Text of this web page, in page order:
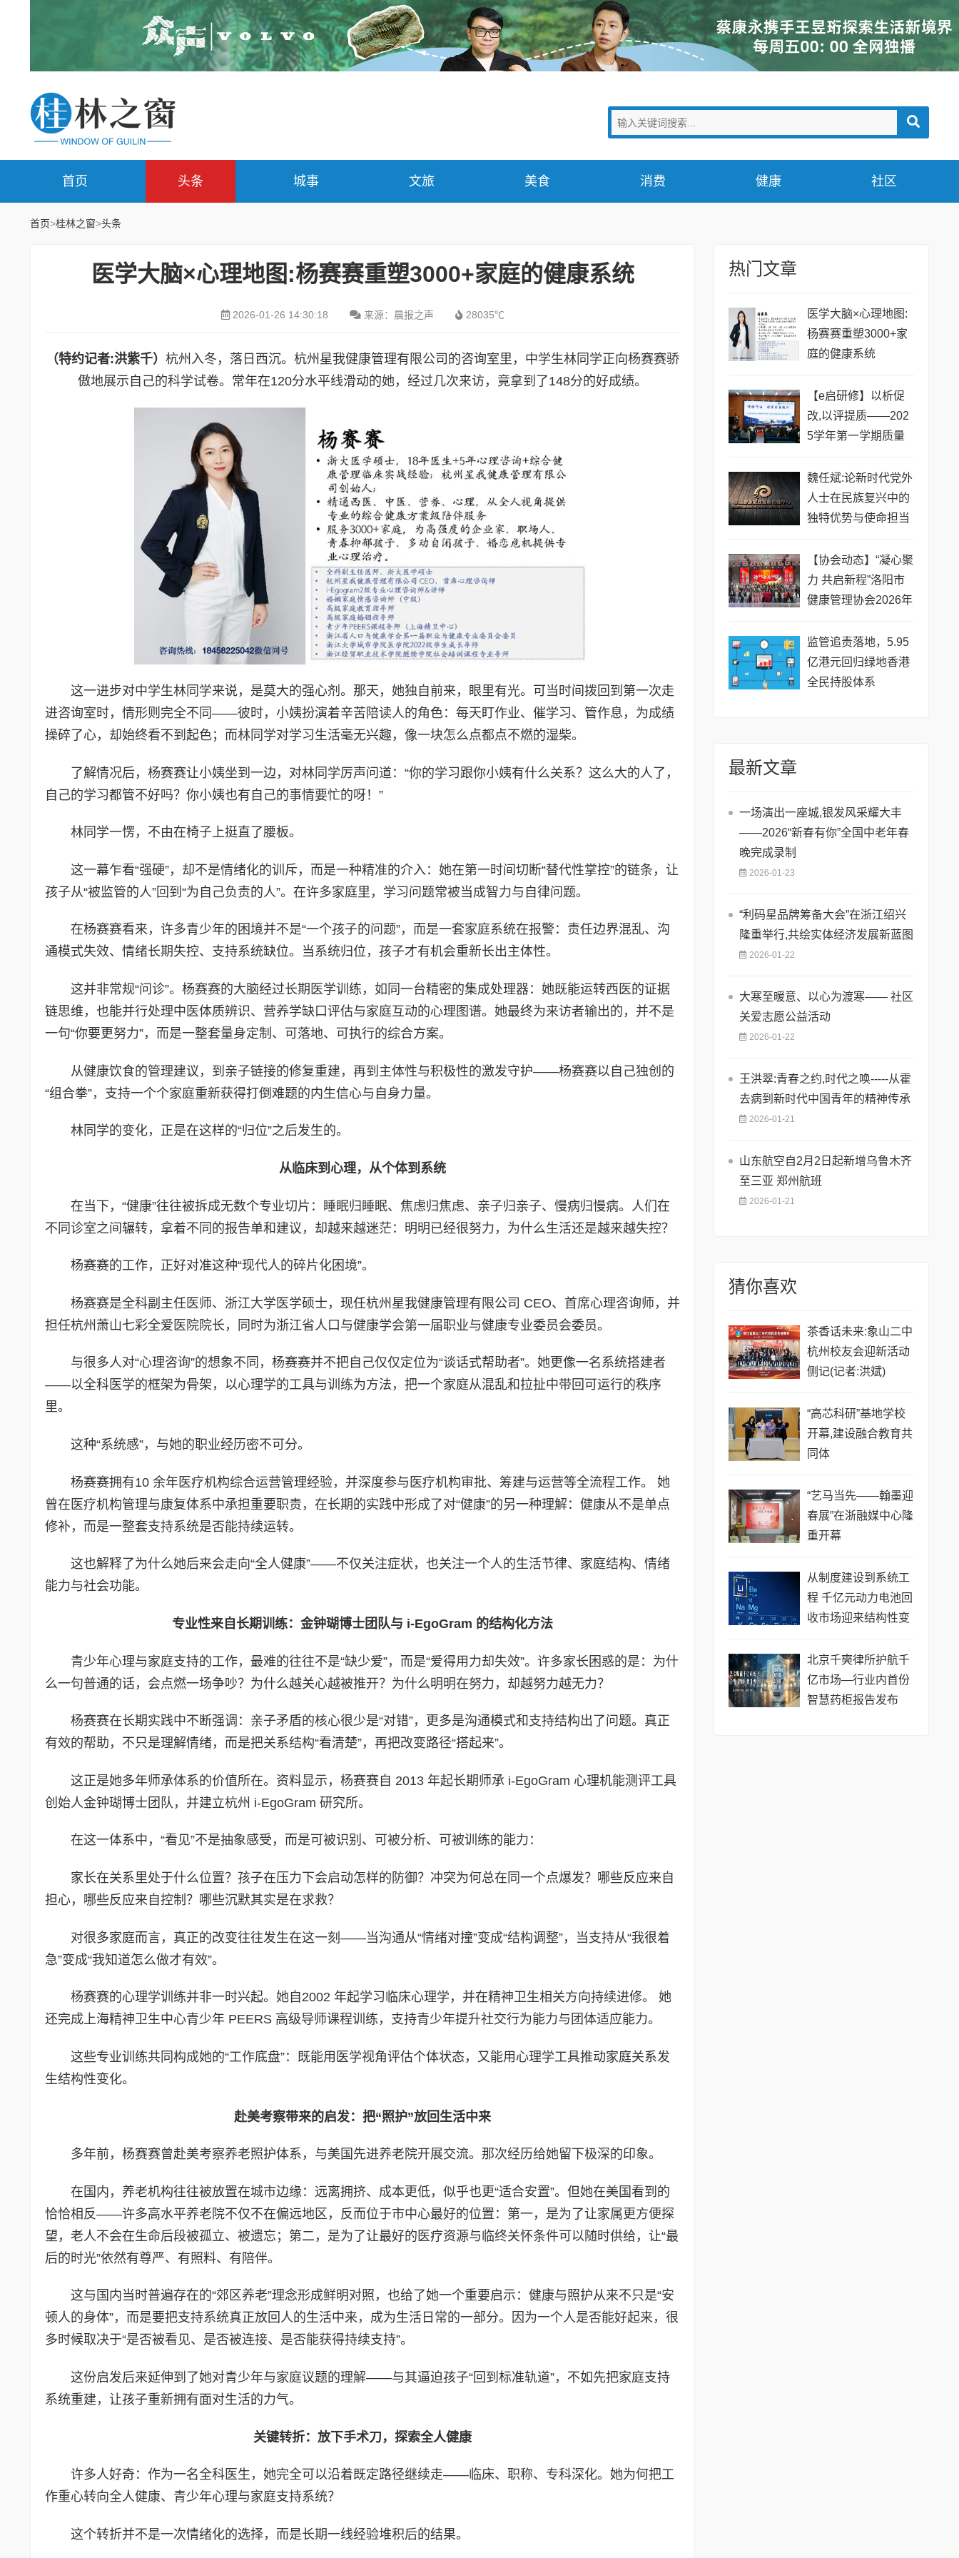
首页 头条 城事 文旅 美食 消费 健康 社区
首页>桂林之窗>头条
医学大脑×心理地图:杨赛赛重塑3000+家庭的健康系统
2026-01-26 14:30:18 来源：晨报之声 28035℃
（特约记者:洪紫千）杭州入冬，落日西沉。杭州星我健康管理有限公司的咨询室里，中学生林同学正向杨赛赛骄
傲地展示自己的科学试卷。常年在120分水平线滑动的她，经过几次来访，竟拿到了148分的好成绩。
这一进步对中学生林同学来说，是莫大的强心剂。那天，她独自前来，眼里有光。可当时间拨回到第一次走
进咨询室时，情形则完全不同——彼时，小姨扮演着辛苦陪读人的角色：每天盯作业、催学习、管作息，为成绩
操碎了心，却始终看不到起色；而林同学对学习生活毫无兴趣，像一块怎么点都点不燃的湿柴。
了解情况后，杨赛赛让小姨坐到一边，对林同学厉声问道：“你的学习跟你小姨有什么关系？这么大的人了，
自己的学习都管不好吗？你小姨也有自己的事情要忙的呀！”
林同学一愣，不由在椅子上挺直了腰板。
这一幕乍看“强硬”，却不是情绪化的训斥，而是一种精准的介入：她在第一时间切断“替代性掌控”的链条，让
孩子从“被监管的人”回到“为自己负责的人”。在许多家庭里，学习问题常被当成智力与自律问题。
在杨赛赛看来，许多青少年的困境并不是“一个孩子的问题”，而是一套家庭系统在报警：责任边界混乱、沟
通模式失效、情绪长期失控、支持系统缺位。当系统归位，孩子才有机会重新长出主体性。
这并非常规“问诊”。杨赛赛的大脑经过长期医学训练，如同一台精密的集成处理器：她既能运转西医的证据
链思维，也能并行处理中医体质辨识、营养学缺口评估与家庭互动的心理图谱。她最终为来访者输出的，并不是
一句“你要更努力”，而是一整套量身定制、可落地、可执行的综合方案。
从健康饮食的管理建议，到亲子链接的修复重建，再到主体性与积极性的激发守护——杨赛赛以自己独创的
“组合拳”，支持一个个家庭重新获得打倒难题的内生信心与自身力量。
林同学的变化，正是在这样的“归位”之后发生的。
从临床到心理，从个体到系统
在当下，“健康”往往被拆成无数个专业切片：睡眠归睡眠、焦虑归焦虑、亲子归亲子、慢病归慢病。人们在
不同诊室之间辗转，拿着不同的报告单和建议，却越来越迷茫：明明已经很努力，为什么生活还是越来越失控？
杨赛赛的工作，正好对准这种“现代人的碎片化困境”。
杨赛赛是全科副主任医师、浙江大学医学硕士，现任杭州星我健康管理有限公司 CEO、首席心理咨询师，并
担任杭州萧山七彩全爱医院院长，同时为浙江省人口与健康学会第一届职业与健康专业委员会委员。
与很多人对“心理咨询”的想象不同，杨赛赛并不把自己仅仅定位为“谈话式帮助者”。她更像一名系统搭建者
——以全科医学的框架为骨架，以心理学的工具与训练为方法，把一个家庭从混乱和拉扯中带回可运行的秩序
里。
这种“系统感”，与她的职业经历密不可分。
杨赛赛拥有10 余年医疗机构综合运营管理经验，并深度参与医疗机构审批、筹建与运营等全流程工作。 她
曾在医疗机构管理与康复体系中承担重要职责，在长期的实践中形成了对“健康”的另一种理解：健康从不是单点
修补，而是一整套支持系统是否能持续运转。
这也解释了为什么她后来会走向“全人健康”——不仅关注症状，也关注一个人的生活节律、家庭结构、情绪
能力与社会功能。
专业性来自长期训练：金钟瑚博士团队与 i-EgoGram 的结构化方法
青少年心理与家庭支持的工作，最难的往往不是“缺少爱”，而是“爱得用力却失效”。许多家长困惑的是：为什
么一句普通的话，会点燃一场争吵？为什么越关心越被推开？为什么明明在努力，却越努力越无力？
杨赛赛在长期实践中不断强调：亲子矛盾的核心很少是“对错”，更多是沟通模式和支持结构出了问题。真正
有效的帮助，不只是理解情绪，而是把关系结构“看清楚”，再把改变路径“搭起来”。
这正是她多年师承体系的价值所在。资料显示，杨赛赛自 2013 年起长期师承 i-EgoGram 心理机能测评工具
创始人金钟瑚博士团队，并建立杭州 i-EgoGram 研究所。
在这一体系中，“看见”不是抽象感受，而是可被识别、可被分析、可被训练的能力：
家长在关系里处于什么位置？孩子在压力下会启动怎样的防御？冲突为何总在同一个点爆发？哪些反应来自
担心，哪些反应来自控制？哪些沉默其实是在求救？
对很多家庭而言，真正的改变往往发生在这一刻——当沟通从“情绪对撞”变成“结构调整”，当支持从“我很着
急”变成“我知道怎么做才有效”。
杨赛赛的心理学训练并非一时兴起。她自2002 年起学习临床心理学，并在精神卫生相关方向持续进修。 她
还完成上海精神卫生中心青少年 PEERS 高级导师课程训练，支持青少年提升社交行为能力与团体适应能力。
这些专业训练共同构成她的“工作底盘”：既能用医学视角评估个体状态，又能用心理学工具推动家庭关系发
生结构性变化。
赴美考察带来的启发：把“照护”放回生活中来
多年前，杨赛赛曾赴美考察养老照护体系，与美国先进养老院开展交流。那次经历给她留下极深的印象。
在国内，养老机构往往被放置在城市边缘：远离拥挤、成本更低，似乎也更“适合安置”。但她在美国看到的
恰恰相反——许多高水平养老院不仅不在偏远地区，反而位于市中心最好的位置：第一，是为了让家属更方便探
望，老人不会在生命后段被孤立、被遗忘；第二，是为了让最好的医疗资源与临终关怀条件可以随时供给，让“最
后的时光”依然有尊严、有照料、有陪伴。
这与国内当时普遍存在的“郊区养老”理念形成鲜明对照，也给了她一个重要启示：健康与照护从来不只是“安
顿人的身体”，而是要把支持系统真正放回人的生活中来，成为生活日常的一部分。因为一个人是否能好起来，很
多时候取决于“是否被看见、是否被连接、是否能获得持续支持”。
这份启发后来延伸到了她对青少年与家庭议题的理解——与其逼迫孩子“回到标准轨道”，不如先把家庭支持
系统重建，让孩子重新拥有面对生活的力气。
关键转折：放下手术刀，探索全人健康
许多人好奇：作为一名全科医生，她完全可以沿着既定路径继续走——临床、职称、专科深化。她为何把工
作重心转向全人健康、青少年心理与家庭支持系统？
这个转折并不是一次情绪化的选择，而是长期一线经验堆积后的结果。
热门文章
医学大脑×心理地图:
杨赛赛重塑3000+家
庭的健康系统
【e启研修】以析促
改,以评提质——202
5学年第一学期质量
魏任斌:论新时代党外
人士在民族复兴中的
独特优势与使命担当
【协会动态】“凝心聚
力 共启新程”洛阳市
健康管理协会2026年
监管追责落地，5.95
亿港元回归绿地香港
全民持股体系
最新文章
一场演出一座城,银发风采耀大丰
——2026“新春有你”全国中老年春
晚完成录制
2026-01-23
​“利码星品牌筹备大会”在浙江绍兴
隆重举行,共绘实体经济发展新蓝图
2026-01-22
​大寒至暖意、以心为渡寒—— 社区
关爱志愿公益活动
2026-01-22
王洪翠:青春之约,时代之唤-----从霍
去病到新时代中国青年的精神传承
2026-01-21
山东航空自2月2日起新增乌鲁木齐
至三亚 郑州航班
2026-01-21
猜你喜欢
茶香话未来:象山二中
杭州校友会迎新活动
侧记(记者:洪斌)
“高芯科研”基地学校
开幕,建设融合教育共
同体
“艺马当先——翰墨迎
春展”在浙融媒中心隆
重开幕
从制度建设到系统工
程 千亿元动力电池回
收市场迎来结构性变
北京千奭律所护航千
亿市场—行业内首份
智慧药柜报告发布